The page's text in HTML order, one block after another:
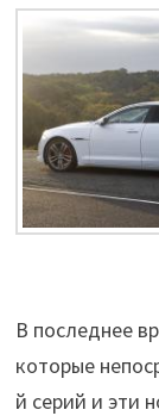
В последнее
которые
й серий и эти